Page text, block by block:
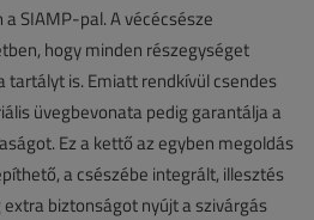
SIAMP-pal. A vécécsésze
hogy minden részegységet
tartályt is. Emiatt rendkívül csendes
üvegbevonata pedig garantálja a
Ez a kettő az egyben megoldás
a csészébe integrált, illesztés
biztonságot nyújt a szivárgás